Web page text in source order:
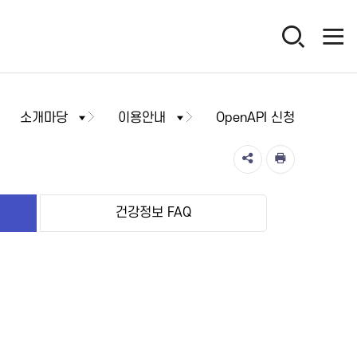
소개마당 이용안내 OpenAPI 신청
건강정보 FAQ